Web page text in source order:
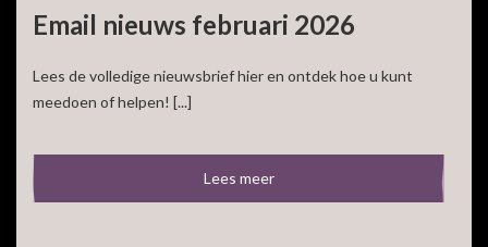
Email nieuws februari 2026
Lees de volledige nieuwsbrief hier en ontdek hoe u kunt
meedoen of helpen! [...]
Lees meer